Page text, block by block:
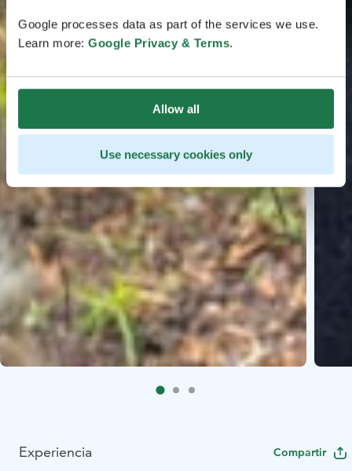
Google processes data as part of the services we use.
Learn more: Google Privacy & Terms.
Allow all
Use necessary cookies only
Experiencia Compartir